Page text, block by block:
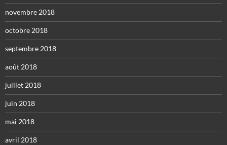
novembre 2018
octobre 2018
septembre 2018
août 2018
juillet 2018
juin 2018
mai 2018
avril 2018